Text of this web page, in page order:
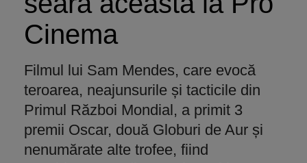
Cinema
Filmul lui Sam Mendes, care evocă
teroarea, neajunsurile și tacticile din
Primul Război Mondial, a primit 3
premii Oscar, două Globuri de Aur și
nenumărate alte trofee, fiind